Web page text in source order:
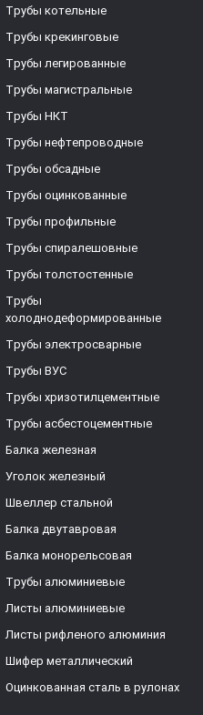
Трубы котельные
Трубы крекинговые
Трубы легированные
Трубы магистральные
Трубы НКТ
Трубы нефтепроводные
Трубы обсадные
Трубы оцинкованные
Трубы профильные
Трубы спиралешовные
Трубы толстостенные
Трубы
холоднодеформированные
Трубы электросварные
Трубы ВУС
Трубы хризотилцементные
Трубы асбестоцементные
Балка железная
Уголок железный
Швеллер стальной
Балка двутавровая
Балка монорельсовая
Трубы алюминиевые
Листы алюминиевые
Листы рифленого алюминия
Шифер металлический
Оцинкованная сталь в рулонах